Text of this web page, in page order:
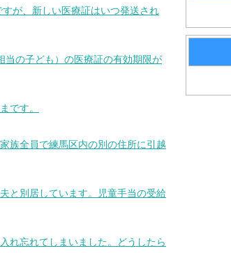
が、新しい医療証はいつ発送され
の子ども）の医療証の有効期限が
です。
族全員で練馬区内の別の住所に引越
と別居しています。児童手当の受給
れ忘れてしまいました。どうしたら